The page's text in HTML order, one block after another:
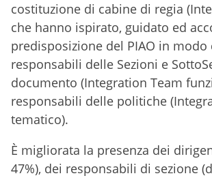
costituzione di cabine di regia
che hanno ispirato, guidato ed
predisposizione del PIAO in
responsabili delle Sezioni e
documento (Integration Team
responsabili delle politiche
tematico).
È migliorata la presenza dei
47%), dei responsabili di sezione